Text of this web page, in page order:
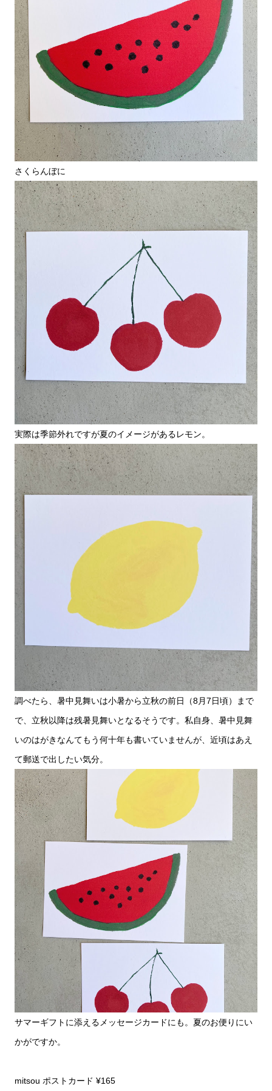
さくらんぼに
実際は季節外れですが夏のイメージがあるレモン。
調べたら、暑中見舞いは小暑から立秋の前日（8月7日頃）まで
で、立秋以降は残暑見舞いとなるそうです。私自身、暑中見舞
いのはがきなんてもう何十年も書いていませんが、近頃はあえ
て郵送で出したい気分。
サマーギフトに添えるメッセージカードにも。夏のお便りにい
かがですか。
mitsou ポストカード ¥165